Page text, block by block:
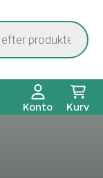
Konto Kurv